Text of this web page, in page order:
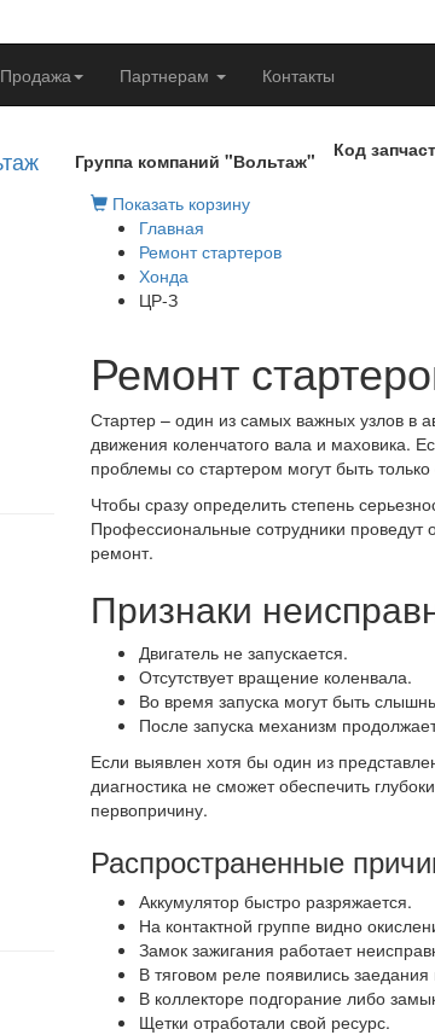
Продажа Партнерам Контакты
Группа компаний "Вольтаж"
Код
Показать корзину
Главная
Ремонт стартеров
Хонда
ЦР-З
Ремонт
Стартер – один из самых важных узлов в
движения коленчатого вала и маховика.
проблемы со стартером могут быть
Чтобы сразу определить степень
Профессиональные сотрудники проведут
ремонт.
Признаки
Двигатель не запускается.
Отсутствует вращение коленвала.
Во время запуска могут быть
После запуска механизм
Если выявлен хотя бы один из
диагностика не сможет обеспечить
первопричину.
Распространенные
Аккумулятор быстро разряжается.
На контактной группе видно
Замок зажигания работает
В тяговом реле появились
В коллекторе подгорание либо
Щетки отработали свой ресурс.